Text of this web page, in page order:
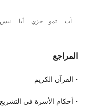
المراجع
• القرآن الكريم
• أحكام الأسرة في